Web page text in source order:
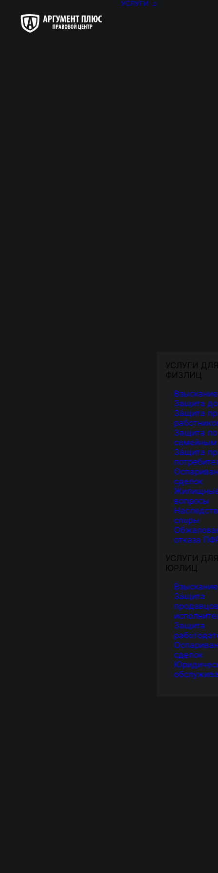
УСЛУГИ
УСЛУГИ ДЛЯ
ФИЗЛИЦ
Защита
Защита
Защита по
Защита
сделок
вопросы
споры
отказа
УСЛУГИ ДЛЯ
ЮРЛИЦ
Защита
Защита
сделок